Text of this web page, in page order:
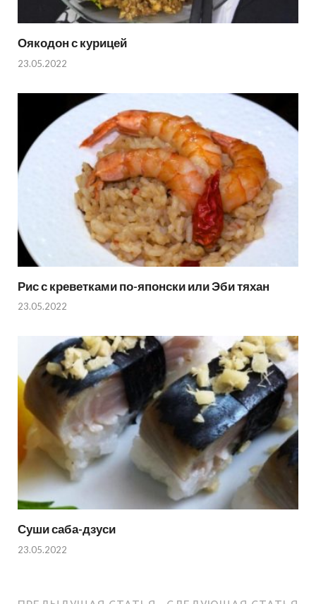
Оякодон с курицей
23.05.2022
Рис с креветками по-японски или Эби тяхан
23.05.2022
Суши саба-дзуси
23.05.2022